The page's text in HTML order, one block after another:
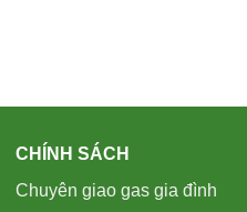
CHÍNH SÁCH
Chuyên giao gas gia đình